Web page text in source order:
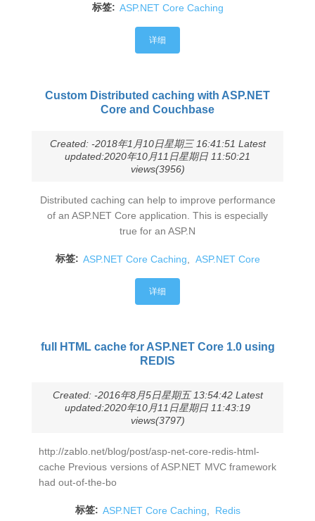
标签: ASP.NET Core Caching
详细
Custom Distributed caching with ASP.NET
Core and Couchbase
Created: -2018年1月10日星期三 16:41:51 Latest
updated:2020年10月11日星期日 11:50:21
views(3956)
Distributed caching can help to improve performance
of an ASP.NET Core application. This is especially
true for an ASP.N
标签: ASP.NET Core Caching ASP.NET Core
详细
full HTML cache for ASP.NET Core 1.0 using
REDIS
Created: -2016年8月5日星期五 13:54:42 Latest
updated:2020年10月11日星期日 11:43:19
views(3797)
http://zablo.net/blog/post/asp-net-core-redis-html-
cache Previous versions of ASP.NET MVC framework
had out-of-the-bo
标签: ASP.NET Core Caching Redis